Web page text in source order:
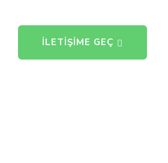
İLETIŞIME GEÇ